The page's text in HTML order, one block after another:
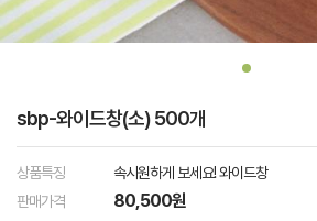
sbp-와이드창(소) 500개
상품특징
속시원하게 보세요! 와이드창
판매가격
80,500원